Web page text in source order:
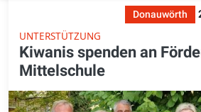
Donauwörth
UNTERSTÜTZUNG
Kiwanis spenden an
Mittelschule